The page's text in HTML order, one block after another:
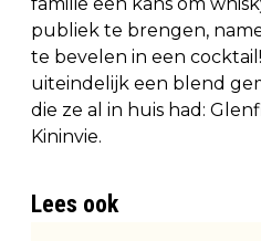
publiek te brengen,
te bevelen in een
uiteindelijk een blend
die ze al in huis had:
Kininvie.
Lees ook